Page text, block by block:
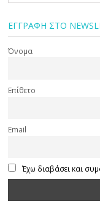
ΕΓΓΡΑΦΗ ΣΤΟ
Όνομα
Επίθετο
Email
Έχω διαβάσει και